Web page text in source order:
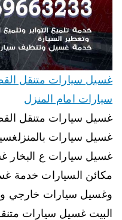
سيارات امام المنزل
غسيل سيارات متنقل
غسيل سيارات ع
مكائن السيارات خدمة
وغسيل سيارات خارجي
البيت غسيل سيارات